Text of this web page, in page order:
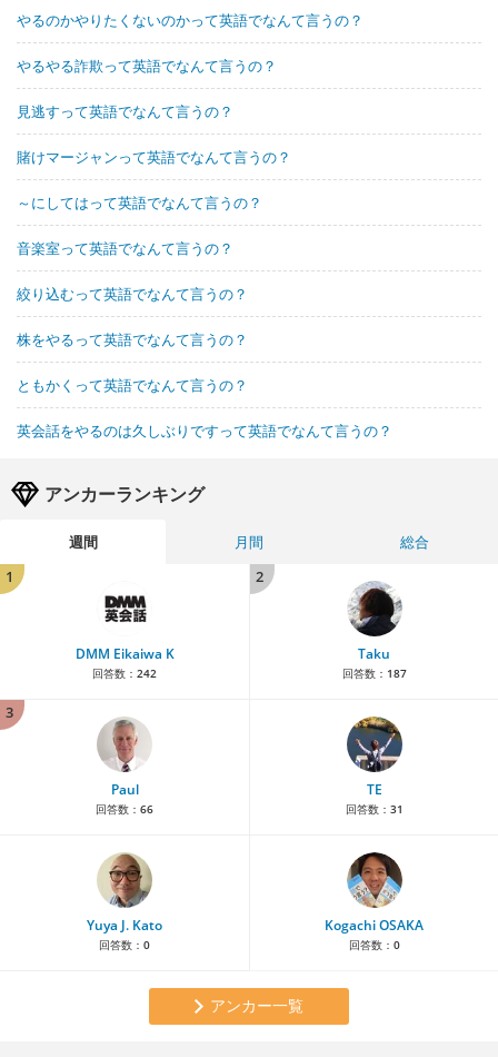
やるのかやりたくないのかって英語でなんて言うの？
やるやる詐欺って英語でなんて言うの？
見逃すって英語でなんて言うの？
賭けマージャンって英語でなんて言うの？
～にしてはって英語でなんて言うの？
音楽室って英語でなんて言うの？
絞り込むって英語でなんて言うの？
株をやるって英語でなんて言うの？
ともかくって英語でなんて言うの？
英会話をやるのは久しぶりですって英語でなんて言うの？
アンカーランキング
週間 月間
総合
1
DMM Eikaiwa K
回答数： 242
2
Taku
回答数： 187
3
Paul
回答数： 66
TE
回答数： 31
Yuya J. Kato
回答数： 0
Kogachi OSAKA
回答数： 0
アンカー一覧